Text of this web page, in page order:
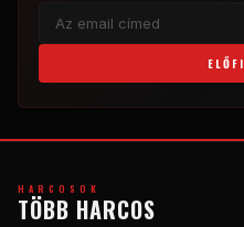
HARCOSOK
TÖBB HARCOS